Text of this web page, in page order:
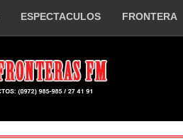
ESPECTACULOS FRONTERA